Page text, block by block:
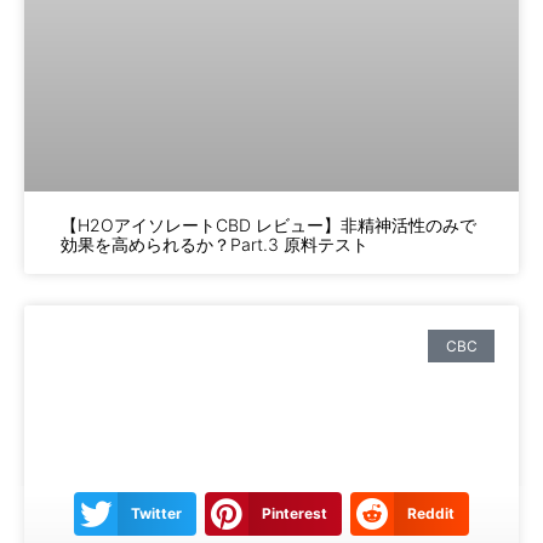
Twitter Pinterest Reddit
【H2OアイソレートCBD レビュー】非精神活性のみで
効果を高められるか？Part.3 原料テスト
CBC